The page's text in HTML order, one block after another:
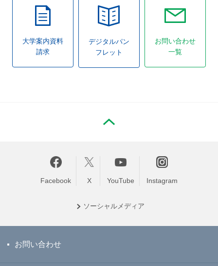
大学案内資料
請求
デジタルパン
フレット
お問い合わせ
一覧
Facebook X YouTube Instagram
ソーシャル メディア
お問い合わせ